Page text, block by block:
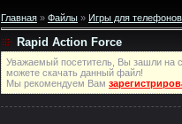
Главная » Файлы » Игры для телефонов
Rapid Action Force
Уважаемый посетитель, Вы зашли на
можете скачать данный файл!
Мы рекомендуем Вам